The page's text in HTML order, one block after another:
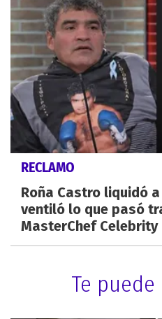
RECLAMO
Roña Castro liquidó
ventiló lo que pasó
MasterChef Celebrity
Te